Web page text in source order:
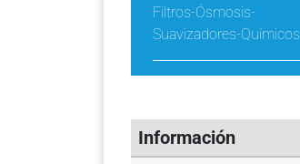
Filtros-Ósmosis-
Suavizadores-Químicos
Información